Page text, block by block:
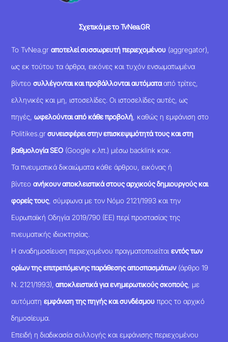
Σχετικά με το TvNea.GR
Το TvNea.grαποτελεί συσσωρευτή περιεχομένου (aggregator),
ως εκ τούτου τα άρθρα, εικόνες και τυχόν ενσωματωμένα
βίντεοσυλλέγονται και προβάλλονται αυτόματααπό τρίτες,
ελληνικές και μη, ιστοσελίδες. Οι ιστοσελίδες αυτές, ως
πηγές,ωφελούνται από κάθε προβολή, καθώς η εμφάνιση στο
Politikes.grσυνεισφέρει στην επισκεψιμότητά τους και στη
βαθμολογία SEO (Google κ.λπ.) μέσω backlink κοκ.
Τα πνευματικά δικαιώματα κάθε άρθρου, εικόνας ή
βίντεοανήκουν αποκλειστικά στους αρχικούς δημιουργούς και
φορείς τους, σύμφωνα με τον Νόμο 2121/1993 και την
Ευρωπαϊκή Οδηγία 2019/790 (ΕΕ) περί προστασίας της
πνευματικής ιδιοκτησίας.
Η αναδημοσίευση περιεχομένου πραγματοποιείταιεντός των
ορίων της επιτρεπόμενης παράθεσης αποσπασμάτων(άρθρο 19
Ν. 2121/1993), αποκλειστικά για ενημερωτικούς σκοπούς, με
αυτόματηεμφάνιση της πηγής και συνδέσμου προς το αρχικό
δημοσίευμα.
Επειδή η διαδικασία συλλογής και εμφάνισης περιεχομένου